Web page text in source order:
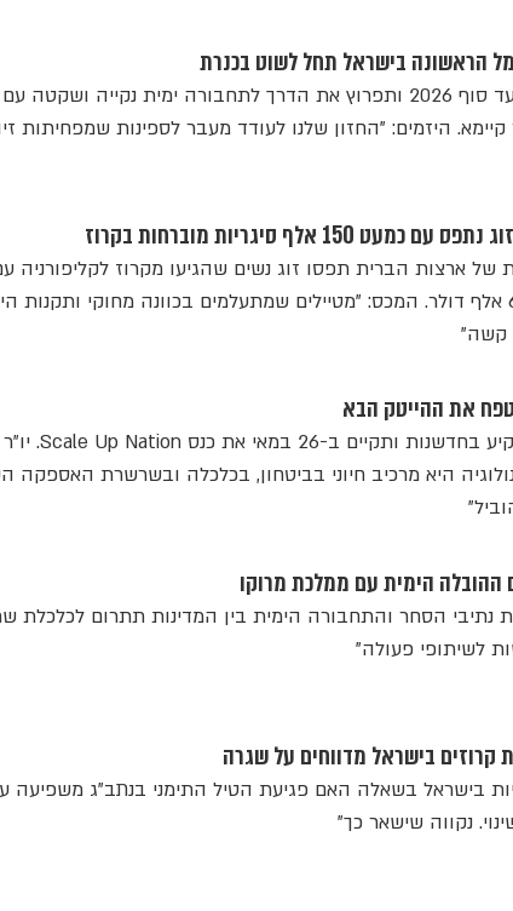
הראשונה בישראל תחל לשוט בכנרת
הספינה, הקרויה "כורזין", תושק עד סוף 2026 ותפרוץ את הדרך לתחבורה ימית נקייה
היזמים: "החזון שלנו לעודד מעבר לספינות שמפחיתות
אלף סיגריות מוברחות בקרוז
של ארצות הברית תפסו זוג נשים שהגיעו מקרוז לקליפורניה
סיגריות מוברחות בשווי של כ-60 אלף דולר. המכס: "מטיילים שמתעלמים בכוונה מחוקי ותקנות
קשה"
את ההייטק הבא
חברת נמל אשדוד ממשיכה להשקיע בחדשנות ותקיים ב-26 במאי את כנס Scale Up Nation. יו"ר
היא מרכיב חיוני בביטחון, בכלכלה ובשרשרת האספקה
הימית עם ממלכת מרוקו
נתיבי הסחר והתחבורה הימית בין המדינות תתרום לכלכלת
לשיתופי פעולה"
קרוזים בישראל מדווחים על שגרה
בישראל בשאלה האם פגיעת הטיל התימני בנתב"ג משפיעה
נקווה שישאר כך"